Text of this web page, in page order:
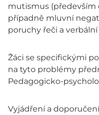
mutismus
případně mluvní
poruchy řeči a verbální
Žáci se specifickými
na tyto problémy
Pedagogicko-
Vyjádření a